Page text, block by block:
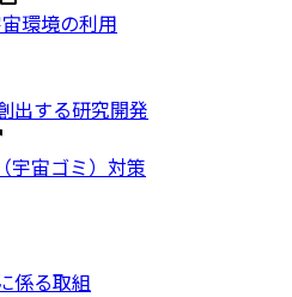
環境の利用
出する研究開発
宇宙ゴミ）対策
係る取組